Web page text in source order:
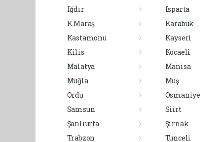
Iğdır
Isparta
K.Maraş
Karabük
Kastamonu
Kayseri
Kilis
Kocaeli
Malatya
Manisa
Muğla
Muş
Ordu
Osmaniye
Samsun
Siirt
Şanlıurfa
Şırnak
Trabzon
Tunceli